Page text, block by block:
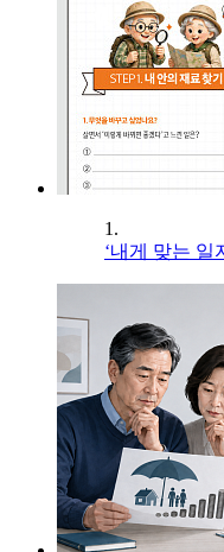
1.
‘내게 맞는 일